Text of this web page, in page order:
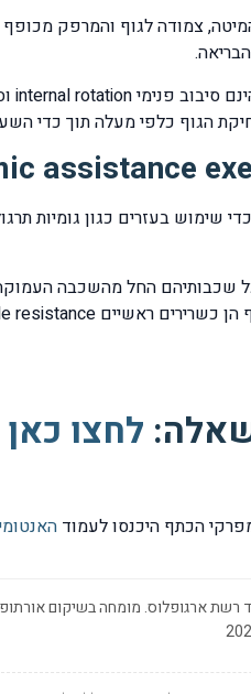
לחצו
הכתף היכנסו לעמוד
ארגופלוס. מומחה בשיקום